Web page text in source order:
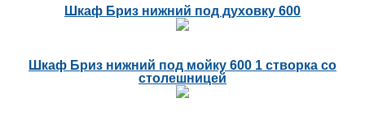
Шкаф Бриз нижний под духовку 600
Шкаф Бриз нижний под мойку 600 1 створка со
столешницей